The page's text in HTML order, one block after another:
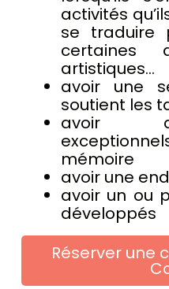
activités
se traduire
certaines
artistiques…
avoir une
soutient les
avoir
mémoire
avoir une
avoir un ou
développés
Réserver une